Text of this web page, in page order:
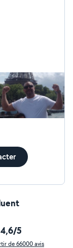
4,6/5
de 66000 avis